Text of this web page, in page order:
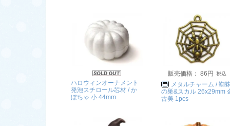
ハロウィンオーナメント
発泡スチロール芯材 / か
ぼちゃ 小 44mm
販売価格： 86円
メタルチャーム / 蜘
の巣&スカル 26x29mm
古美 1pcs